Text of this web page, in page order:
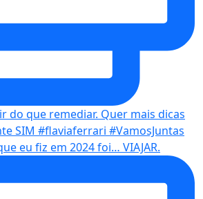
eu fiz em 2024 foi… VIAJAR.